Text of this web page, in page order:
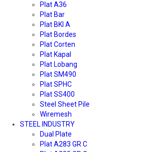
Plat A36
Plat Bar
Plat BKI A
Plat Bordes
Plat Corten
Plat Kapal
Plat Lobang
Plat SM490
Plat SPHC
Plat SS400
Steel Sheet Pile
Wiremesh
STEEL INDUSTRY
Dual Plate
Plat A283 GR C